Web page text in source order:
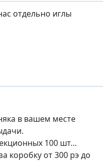
отдельно иглы
в вашем месте
100 шт…
коробку от 300 рэ до